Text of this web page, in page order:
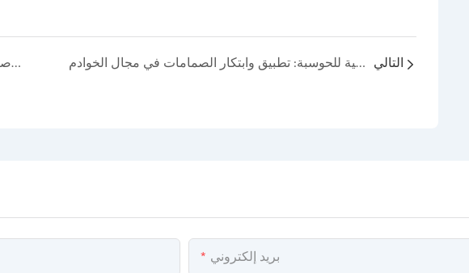
ازدهار في مجال تخزين وشحن الطاقة الشمسية الكهروضوئية: الصمامات والموصلات الكهربائية للتيار المستمر تضمن سلامة المعدات جوهر أمن البنية التحتية للحوسبة: تطبيق وابتكار الصمامات في مجال الخوادم التالي
بريد إلكتروني